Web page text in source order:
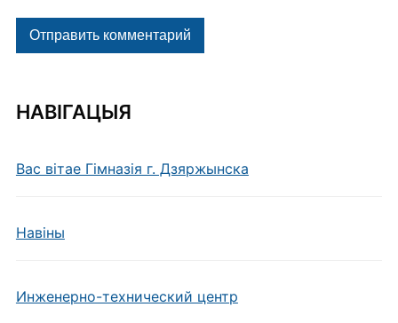
НАВІГАЦЫЯ
Вас вітае Гімназія г. Дзяржынска
Навiны
Инженерно-технический центр